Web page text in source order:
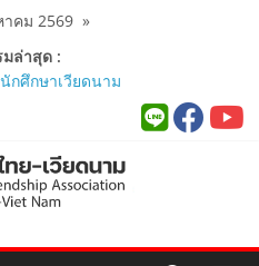
าคม 2569»
มล่าสุด :
กศึกษาเวียดนาม
ายกรัฐมนตรีและ
ระทรวงมหาดไทย
ร่วมแสดงวิสัยทัศน์